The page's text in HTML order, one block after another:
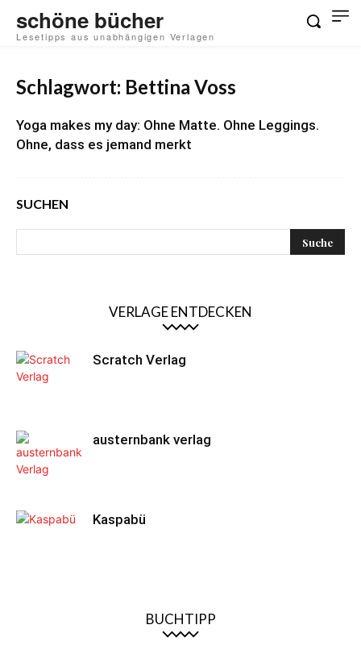
schöne bücher
Lesetipps aus unabhängigen Verlagen
Schlagwort: Bettina Voss
Yoga makes my day: Ohne Matte. Ohne Leggings.
Ohne, dass es jemand merkt
SUCHEN
VERLAGE ENTDECKEN
Scratch Verlag
austernbank verlag
Kaspabü
BUCHTIPP